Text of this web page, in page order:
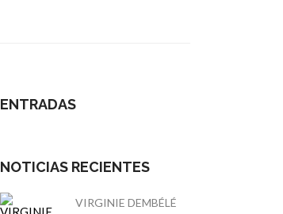
ENTRADAS
NOTICIAS RECIENTES
VIRGINIE DEMBÉLÉ